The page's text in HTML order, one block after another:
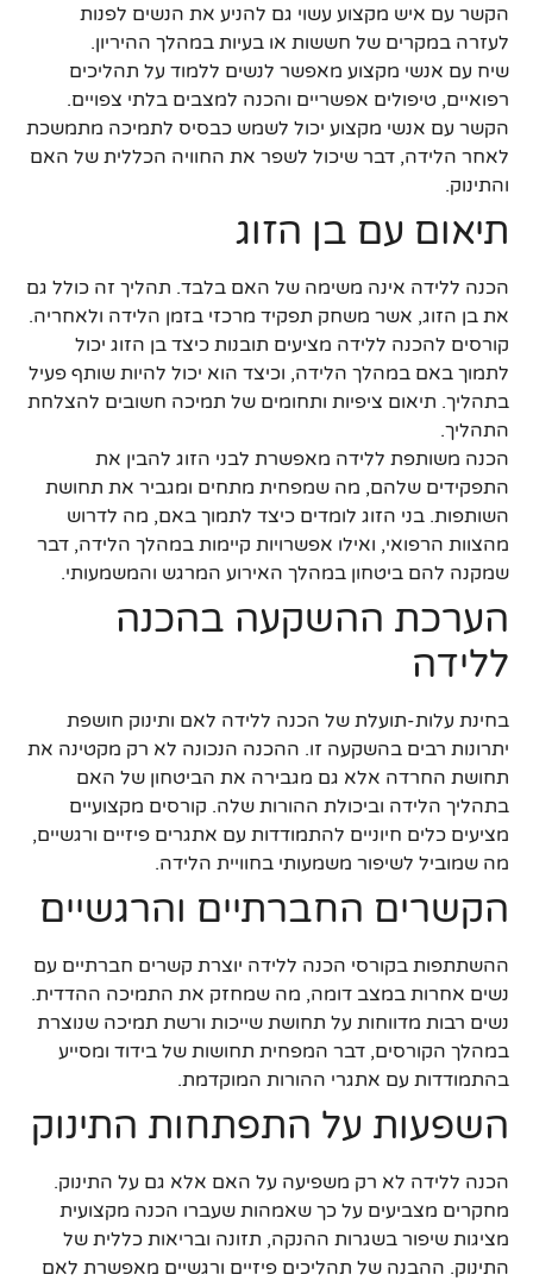
הקשר עם איש מקצוע עשוי גם להניע את הנשים לפנות
לעזרה במקרים של חששות או בעיות במהלך ההיריון.
שיח עם אנשי מקצוע מאפשר לנשים ללמוד על תהליכים
רפואיים, טיפולים אפשריים והכנה למצבים בלתי צפויים.
הקשר עם אנשי מקצוע יכול לשמש כבסיס לתמיכה מתמשכת
לאחר הלידה, דבר שיכול לשפר את החוויה הכללית של האם
והתינוק.
תיאום עם בן הזוג
הכנה ללידה אינה משימה של האם בלבד. תהליך זה כולל גם
את בן הזוג, אשר משחק תפקיד מרכזי בזמן הלידה ולאחריה.
קורסים להכנה ללידה מציעים תובנות כיצד בן הזוג יכול
לתמוך באם במהלך הלידה, וכיצד הוא יכול להיות שותף פעיל
בתהליך. תיאום ציפיות ותחומים של תמיכה חשובים להצלחת
התהליך.
הכנה משותפת ללידה מאפשרת לבני הזוג להבין את
התפקידים שלהם, מה שמפחית מתחים ומגביר את תחושת
השותפות. בני הזוג לומדים כיצד לתמוך באם, מה לדרוש
מהצוות הרפואי, ואילו אפשרויות קיימות במהלך הלידה, דבר
שמקנה להם ביטחון במהלך האירוע המרגש והמשמעותי.
הערכת ההשקעה בהכנה
ללידה
בחינת עלות-תועלת של הכנה ללידה לאם ותינוק חושפת
יתרונות רבים בהשקעה זו. ההכנה הנכונה לא רק מקטינה את
תחושת החרדה אלא גם מגבירה את הביטחון של האם
בתהליך הלידה וביכולת ההורות שלה. קורסים מקצועיים
מציעים כלים חיוניים להתמודדות עם אתגרים פיזיים ורגשיים,
מה שמוביל לשיפור משמעותי בחוויית הלידה.
הקשרים החברתיים והרגשיים
ההשתתפות בקורסי הכנה ללידה יוצרת קשרים חברתיים עם
נשים אחרות במצב דומה, מה שמחזק את התמיכה ההדדית.
נשים רבות מדווחות על תחושת שייכות ורשת תמיכה שנוצרת
במהלך הקורסים, דבר המפחית תחושות של בידוד ומסייע
בהתמודדות עם אתגרי ההורות המוקדמת.
השפעות על התפתחות התינוק
הכנה ללידה לא רק משפיעה על האם אלא גם על התינוק.
מחקרים מצביעים על כך שאמהות שעברו הכנה מקצועית
מציגות שיפור בשגרות ההנקה, תזונה ובריאות כללית של
התינוק. ההבנה של תהליכים פיזיים ורגשיים מאפשרת לאם